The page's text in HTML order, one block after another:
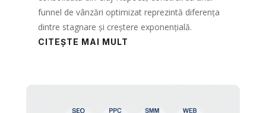
funnel de vânzări optimizat reprezintă diferența
dintre stagnare și creștere exponențială.
CITEȘTE MAI MULT